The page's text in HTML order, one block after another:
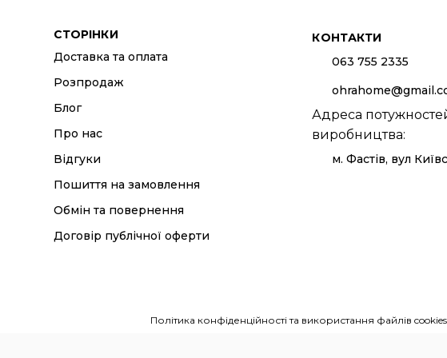
СТОРІНКИ
Доставка та оплата
Розпродаж
Блог
Про нас
Відгуки
Пошиття на замовлення
Обмін та повернення
Договір публічної оферти
КОНТАКТИ
063 755 2335
Адреса
виробництва:
м. Фастів, вул
Політика конфіденційності та використання файлів cookies